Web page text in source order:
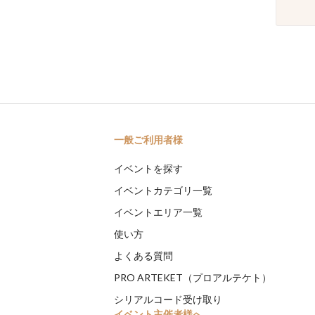
一般ご利用者様
イベントを探す
イベントカテゴリ一覧
イベントエリア一覧
使い方
よくある質問
PRO ARTEKET（プロアルテケト）
シリアルコード受け取り